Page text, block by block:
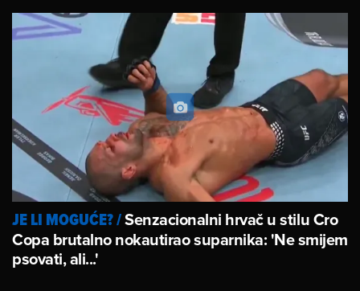
JE LI MOGUĆE?/Senzacionalni hrvač u stilu Cro
Copa brutalno nokautirao suparnika: 'Ne smijem
psovati, ali...'